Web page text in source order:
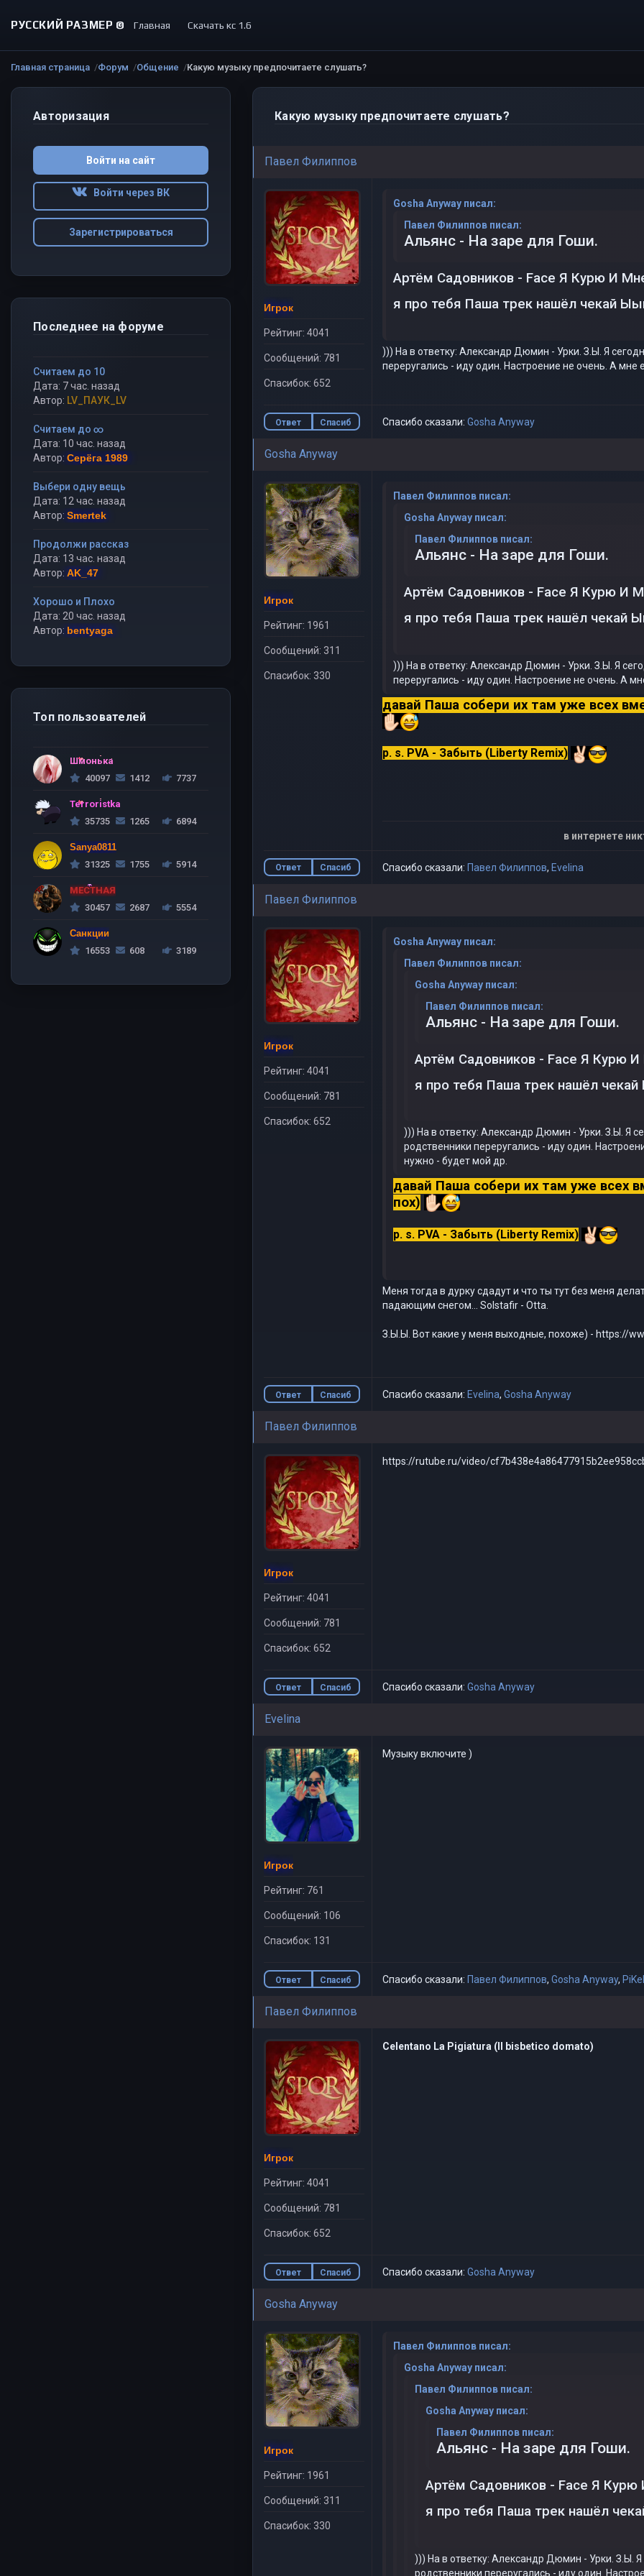
РУССКИЙ РАЗМЕР © Главная Скачать кс 1.6
Главная страница Форум Общение Какую музыку предпочитаете слушать?
Какую музыку предпочитаете слушать?
Павел Филиппов
Игрок
Рейтинг: 4041
Сообщений: 781
Спасибок: 652
Gosha Anyway писал:
Павел Филиппов писал:
Альянс - На заре для Гоши.
Артём Садовников - Face Я Курю И
я про тебя Паша трек нашёл чекай
))) На в ответку: Александр Дюмин - Урки. З.Ы. Я
переругались - иду один. Настроение не очень. А мне
Ответ
Спасиб
Спасибо сказали: Gosha Anyway
Gosha Anyway
Игрок
Рейтинг: 1961
Сообщений: 311
Спасибок: 330
Павел Филиппов писал:
Gosha Anyway писал:
Павел Филиппов писал:
Альянс - На заре для Гоши.
Артём Садовников - Face Я Курю И
я про тебя Паша трек нашёл чекай
))) На в ответку: Александр Дюмин - Урки. З.Ы. Я
переругались - иду один. Настроение не очень. А
давай Паша собери их там уже всех
p. s. PVA - Забыть (Liberty Remix)
в интернете
Ответ
Спасиб
Спасибо сказали: Павел Филиппов, Evelina
Павел Филиппов
Игрок
Рейтинг: 4041
Сообщений: 781
Спасибок: 652
Gosha Anyway писал:
Павел Филиппов писал:
Gosha Anyway писал:
Павел Филиппов писал:
Альянс - На заре для Гоши.
Артём Садовников - Face Я Курю
я про тебя Паша трек нашёл
))) На в ответку: Александр Дюмин - Урки. З.Ы. Я
родственники переругались - иду один.
нужно - будет мой др.
давай Паша собери их там уже всех
пох)
p. s. PVA - Забыть (Liberty Remix)
Меня тогда в дурку сдадут и что ты тут без меня
падающим снегом... Solstafir - Otta.
З.Ы.Ы. Вот какие у меня выходные, похоже) - https://
Ответ
Спасиб
Спасибо сказали: Evelina, Gosha Anyway
Павел Филиппов
Игрок
Рейтинг: 4041
Сообщений: 781
Спасибок: 652
https://rutube.ru/video/
Ответ
Спасиб
Спасибо сказали: Gosha Anyway
Evelina
Игрок
Рейтинг: 761
Сообщений: 106
Спасибок: 131
Музыку включите )
Ответ
Спасиб
Спасибо сказали: Павел Филиппов, Gosha Anyway,
Павел Филиппов
Игрок
Рейтинг: 4041
Сообщений: 781
Спасибок: 652
Celentano La Pigiatura (Il bisbetico domato)
Ответ
Спасиб
Спасибо сказали: Gosha Anyway
Gosha Anyway
Игрок
Рейтинг: 1961
Сообщений: 311
Спасибок: 330
Павел Филиппов писал:
Gosha Anyway писал:
Павел Филиппов писал:
Gosha Anyway писал:
Павел Филиппов писал:
Альянс - На заре для Гоши.
Артём Садовников - Face Я Курю
я про тебя Паша трек нашёл
))) На в ответку: Александр Дюмин - Урки. З.Ы.
родственники переругались - иду один.
Авторизация
Войти на сайт
Войти через ВК
Зарегистрироваться
Последнее на форуме
Считаем до 10
Дата: 7 час. назад
Автор: LV_ПАУК_LV
Считаем до ∞
Дата: 10 час. назад
Автор: Серёга 1989
Выбери одну вещь
Дата: 12 час. назад
Автор: Smertek
Продолжи рассказ
Дата: 13 час. назад
Автор: AK_47
Хорошо и Плохо
Дата: 20 час. назад
Автор: bentyaga
Топ пользователей
Шмонька
40097
1412 7737
Terroristka
35735
1265 6894
Sanya0811
31325
1755 5914
МЕСТНАЯ
30457
2687 5554
Санкции
16553
608 3189